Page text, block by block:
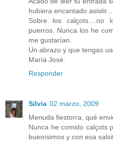
hubiera encantado asistir....
Sobre los calçots....no
puerros. Nunca los he
me gustarían.
Un abrazo y que tengas
María José.
Responder
Silvia 02 marzo, 2009
Menuda fiestorra, qué
Nunca he comido calçots
buenísimos y con esa